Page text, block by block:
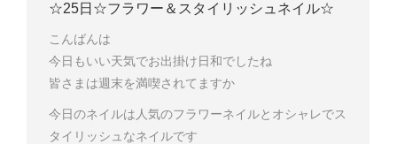
☆25日☆フラワー＆スタイリッシュネイル☆
こんばんは
今日もいい天気でお出掛け日和でしたね
皆さまは週末を満喫されてますか
今日のネイルは人気のフラワーネイルとオシャレでス
タイリッシュなネイルです